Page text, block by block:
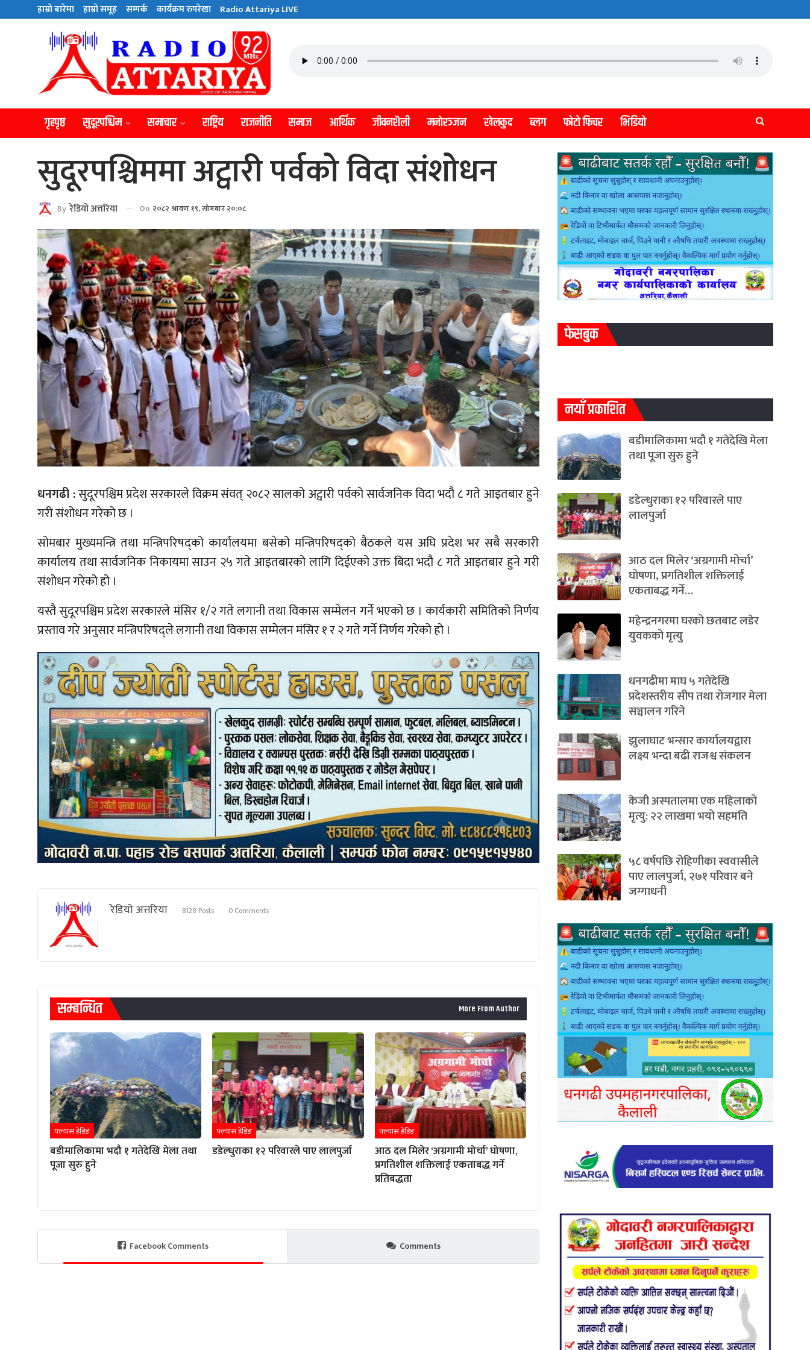
हाम्राे बारेमा हाम्राे समूह सम्पर्क कार्यक्रम रुपरेखा Radio Attariya LIVE
गृहपृष्ठ सुदूरपश्चिम समाचार राष्ट्रिय राजनीति समाज आर्थिक जीवनशैली मनाेरञ्जन खेलकुद ब्लग फोटो फिचर भिडियो
सुदूरपश्चिममा अट्वारी पर्वको विदा संशोधन
By रेडियाे अत्तरिया On २०८२ श्रावण १९, सोमबार २०:०८
धनगढी :सुदूरपश्चिम प्रदेश सरकारले विक्रम संवत् २०८२ सालको अट्वारी पर्वको सार्वजनिक विदा भदौ ८ गते आइतबार हुने
गरी संशोधन गरेको छ ।
सोमबार मुख्यमन्त्रि तथा मन्त्रिपरिषद्को कार्यालयमा बसेको मन्त्रिपरिषद्को बैठकले यस अघि प्रदेश भर सबै सरकारी
कार्यालय तथा सार्वजनिक निकायमा साउन २५ गते आइतबारको लागि दिईएको उक्त बिदा भदौ ८ गते आइतबार हुने गरी
संशोधन गरेको हो ।
यस्तै सुदूरपश्चिम प्रदेश सरकारले मंसिर १/२ गते लगानी तथा विकास सम्मेलन गर्ने भएको छ । कार्यकारी समितिको निर्णय
प्रस्ताव गरे अनुसार मन्त्रिपरिषद्ले लगानी तथा विकास सम्मेलन मंसिर १ र २ गते गर्ने निर्णय गरेको हो ।
रेडियाे अत्तरिया 8128 Posts 0 Comments
सम्बन्धित More From Author
फ्ल्यास हेडिङ
बडीमालिकामा भदौ १ गतेदेखि मेला तथा
पूजा सुरु हुने
फ्ल्यास हेडिङ
डडेल्धुराका १२ परिवारले पाए लालपुर्जा
फ्ल्यास हेडिङ
आठ दल मिलेर ‘अग्रगामी मोर्चा’ घोषणा,
प्रगतिशील शक्तिलाई एकताबद्ध गर्ने
प्रतिबद्धता
Facebook Comments Comments
फेसबुक
नयाँ प्रकाशित
बडीमालिकामा भदौ १ गतेदेखि मेला
तथा पूजा सुरु हुने
डडेल्धुराका १२ परिवारले पाए
लालपुर्जा
आठ दल मिलेर ‘अग्रगामी मोर्चा’
घोषणा, प्रगतिशील शक्तिलाई
एकताबद्ध गर्ने…
महेन्द्रनगरमा घरको छतबाट लडेर
युवकको मृत्यु
धनगढीमा माघ ५ गतेदेखि
प्रदेशस्तरीय सीप तथा रोजगार मेला
सञ्चालन गरिने
झुलाघाट भन्सार कार्यालयद्वारा
लक्ष्य भन्दा बढी राजश्व संकलन
केजी अस्पतालमा एक महिलाको
मृत्यु: २२ लाखमा भयो सहमति
५८ वर्षपछि रोहिणीका स्ववासीले
पाए लालपुर्जा, २७१ परिवार बने
जग्गाधनी